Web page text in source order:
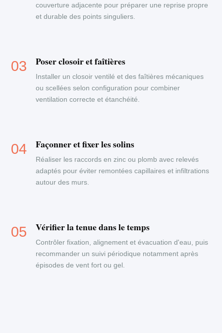
couverture adjacente pour préparer une reprise propre
et durable des points singuliers.
Poser closoir et faîtières
Installer un closoir ventilé et des faîtières mécaniques
ou scellées selon configuration pour combiner
ventilation correcte et étanchéité.
Façonner et fixer les solins
Réaliser les raccords en zinc ou plomb avec relevés
adaptés pour éviter remontées capillaires et infiltrations
autour des murs.
Vérifier la tenue dans le temps
Contrôler fixation, alignement et évacuation d'eau, puis
recommander un suivi périodique notamment après
épisodes de vent fort ou gel.